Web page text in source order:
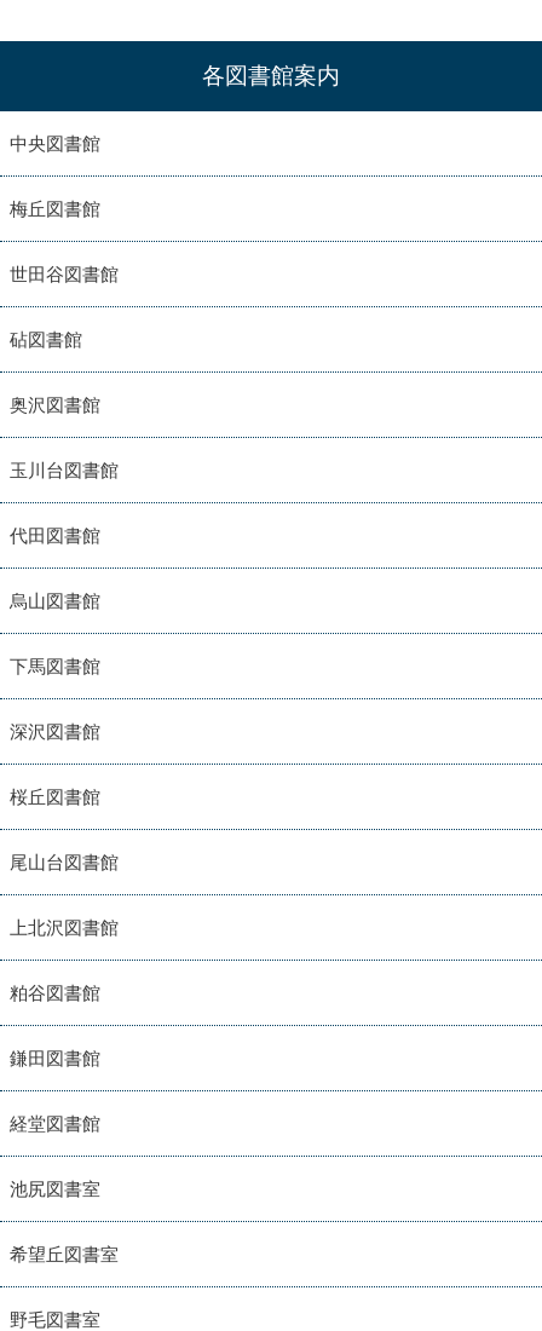
各図書館案内
中央図書館
梅丘図書館
世田谷図書館
砧図書館
奥沢図書館
玉川台図書館
代田図書館
烏山図書館
下馬図書館
深沢図書館
桜丘図書館
尾山台図書館
上北沢図書館
粕谷図書館
鎌田図書館
経堂図書館
池尻図書室
希望丘図書室
野毛図書室